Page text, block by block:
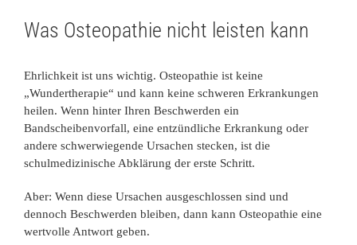
Was Osteopathie nicht leisten kann
Ehrlichkeit ist uns wichtig. Osteopathie ist keine
„Wundertherapie“ und kann keine schweren Erkrankungen
heilen. Wenn hinter Ihren Beschwerden ein
Bandscheibenvorfall, eine entzündliche Erkrankung oder
andere schwerwiegende Ursachen stecken, ist die
schulmedizinische Abklärung der erste Schritt.
Aber: Wenn diese Ursachen ausgeschlossen sind und
dennoch Beschwerden bleiben, dann kann Osteopathie eine
wertvolle Antwort geben.